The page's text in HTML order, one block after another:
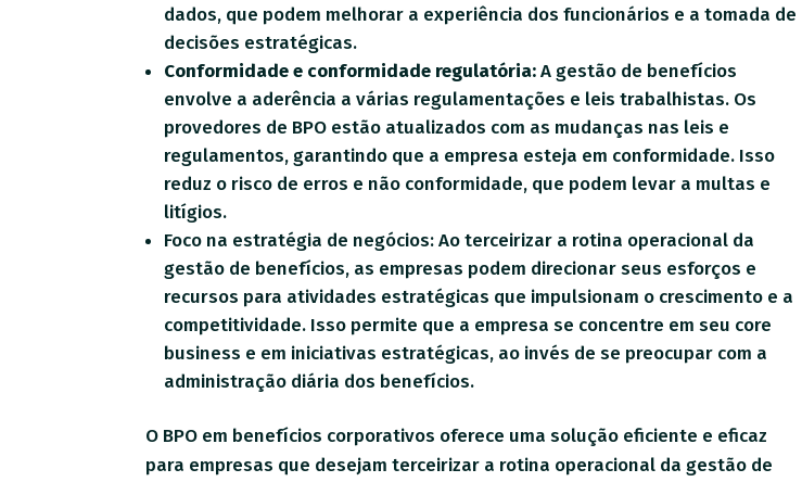
dados, que podem melhorar a experiência dos funcionários e a tomada de
decisões estratégicas.
Conformidade e conformidade regulatória:A gestão de benefícios
envolve a aderência a várias regulamentações e leis trabalhistas. Os
provedores de BPO estão atualizados com as mudanças nas leis e
regulamentos, garantindo que a empresa esteja em conformidade. Isso
reduz o risco de erros e não conformidade, que podem levar a multas e
litígios.
Foco na estratégia de negócios: Ao terceirizar a rotina operacional da
gestão de benefícios, as empresas podem direcionar seus esforços e
recursos para atividades estratégicas que impulsionam o crescimento e a
competitividade. Isso permite que a empresa se concentre em seu core
business e em iniciativas estratégicas, ao invés de se preocupar com a
administração diária dos benefícios.
O BPO em benefícios corporativos oferece uma solução eficiente e eficaz
para empresas que desejam terceirizar a rotina operacional da gestão de